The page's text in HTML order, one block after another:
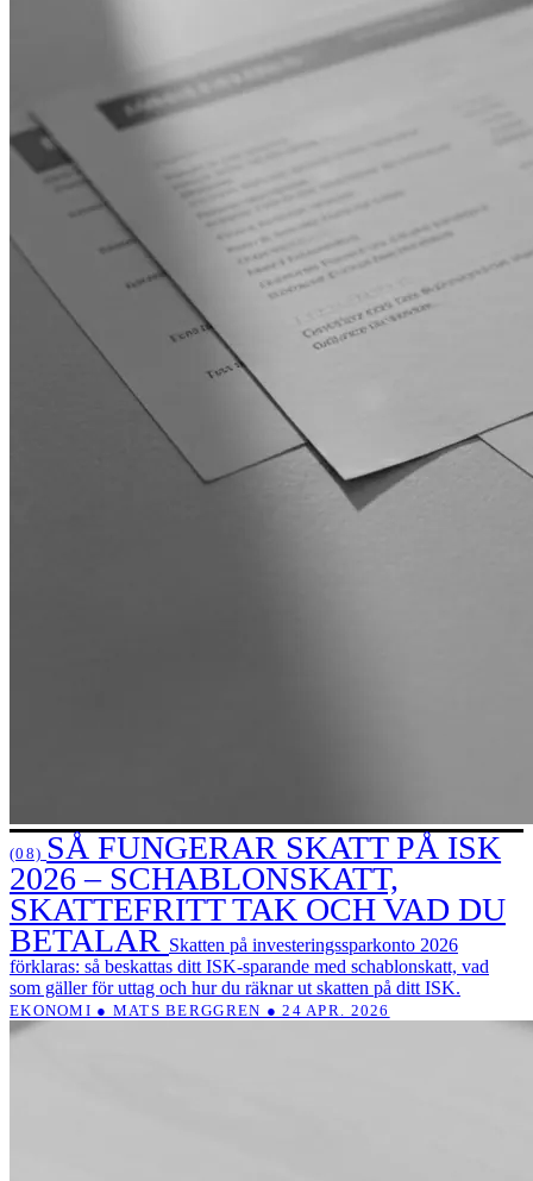
(08) SÅ FUNGERAR SKATT PÅ ISK
2026 – SCHABLONSKATT,
SKATTEFRITT TAK OCH VAD DU
BETALAR Skatten på investeringssparkonto 2026
förklaras: så beskattas ditt ISK-sparande med schablonskatt, vad
som gäller för uttag och hur du räknar ut skatten på ditt ISK.
EKONOMI ● MATS BERGGREN ● 24 APR. 2026